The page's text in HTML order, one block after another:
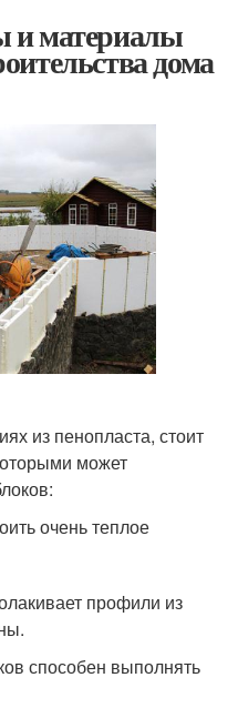
и материалы
дома
из пенопласта, стоит
может
очень теплое
профили из
способен выполнять